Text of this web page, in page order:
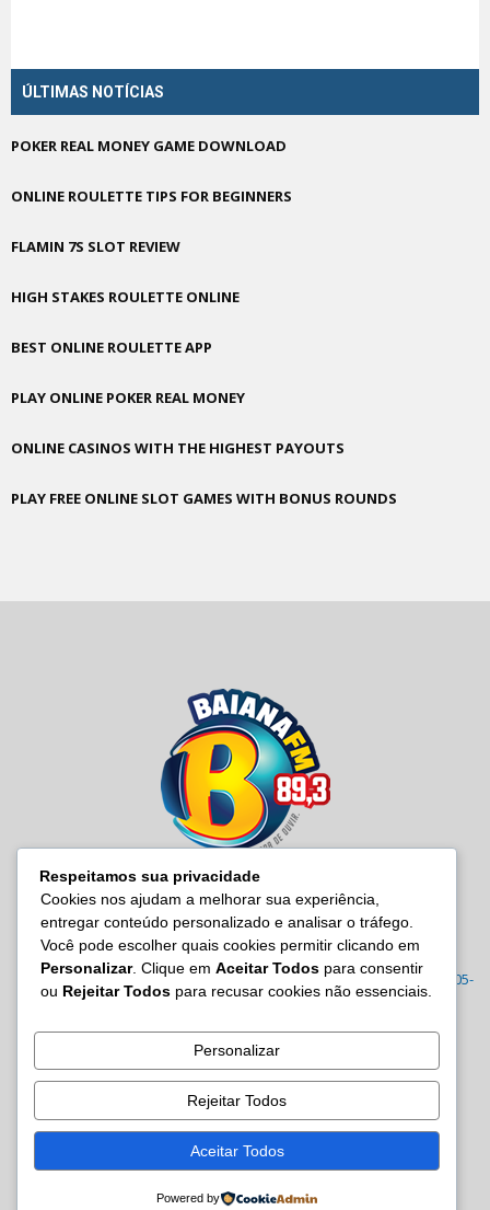
ÚLTIMAS NOTÍCIAS
POKER REAL MONEY GAME DOWNLOAD
ONLINE ROULETTE TIPS FOR BEGINNERS
FLAMIN 7S SLOT REVIEW
HIGH STAKES ROULETTE ONLINE
BEST ONLINE ROULETTE APP
PLAY ONLINE POKER REAL MONEY
ONLINE CASINOS WITH THE HIGHEST PAYOUTS
PLAY FREE ONLINE SLOT GAMES WITH BONUS ROUNDS
Radio Baiana FM 89,3 Rua Joana Angélica, 395 – Malembá, CEP: 43805-
570 Tel.: (71) 3605-7814/7815/3122-0022
Contato:site@baianafm.com.br
SIGA-NOS
Respeitamos sua privacidade
Cookies nos ajudam a melhorar sua experiência,
entregar conteúdo personalizado e analisar o tráfego.
Você pode escolher quais cookies permitir clicando em
Personalizar. Clique em Aceitar Todos para consentir
ou Rejeitar Todos para recusar cookies não essenciais.
Personalizar
Rejeitar Todos
Aceitar Todos
Powered by